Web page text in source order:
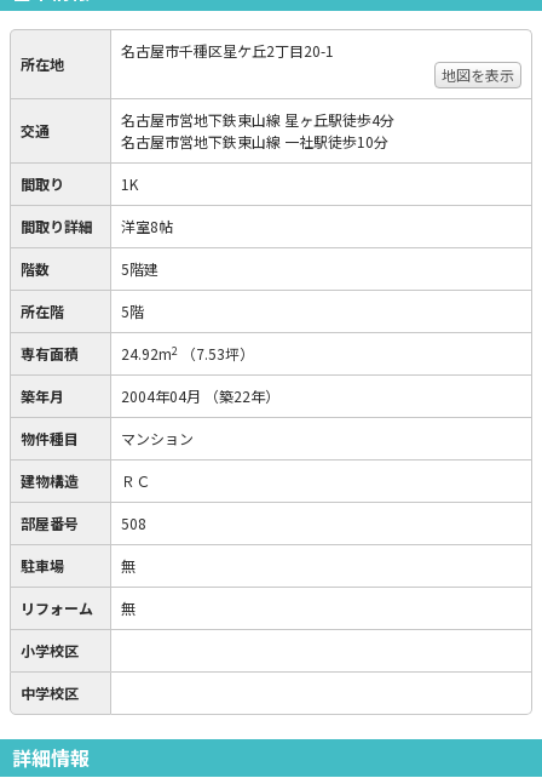
所在地
名古屋市千種区星ケ丘2丁目20-1
地図を表示
交通
名古屋市営地下鉄東山線 星ヶ丘駅徒歩4分
名古屋市営地下鉄東山線 一社駅徒歩10分
間取り 1K
間取り詳細 洋室8帖
階数 5階建
所在階 5階
専有面積 24.92m2 （7.53坪）
築年月 2004年04月 （築22年）
物件種目 マンション
建物構造 ＲＣ
部屋番号 508
駐車場 無
リフォーム 無
小学校区
中学校区
詳細情報